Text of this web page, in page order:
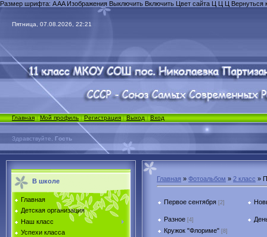
Размер шрифта: AAAИзображения Выключить Включить Цвет сайта Ц Ц Ц Вернуться
Пятница, 07.08.2026, 22:21
Главная|Мой профиль|Регистрация |Выход|Вход
Здравствуйте, Гость
В школе
Главная
Детская организация
Наш класс
Успехи класса
Главная » Фотоальбом » 2 класс »
Первое сентября [2]
Разное [4]
Кружок "Флориме" [8]